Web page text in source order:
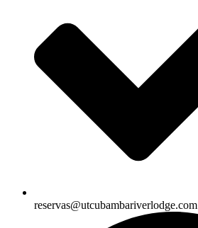
reservas@utcubambariverlodge.com